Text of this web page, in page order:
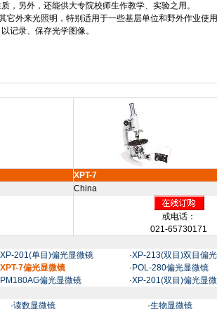
，另外，还能供大专院校师生作教学、实验之用。
它外来光照明，特别适用于一些基层单位和野外作业使
记录、保存光学图像。
XPT-7
China
或电话：
021-65730171
XP-201(单目)偏光显微镜 ·XP-213(双目)双目偏
7偏光显微镜 · POL-280偏光显微镜
PM180AG偏光显微镜 ·XP-201(双目)偏光显
·读数显微镜 ·生物显微镜